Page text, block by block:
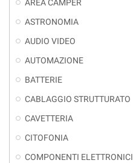
AREA CAMPER
ASTRONOMIA
AUDIO VIDEO
AUTOMAZIONE
BATTERIE
CABLAGGIO STRUTTURATO
CAVETTERIA
CITOFONIA
COMPONENTI ELETTRONICI